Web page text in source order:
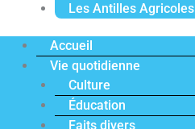
Les Antilles Agricoles
Accueil
Vie quotidienne
Culture
Éducation
Faits divers